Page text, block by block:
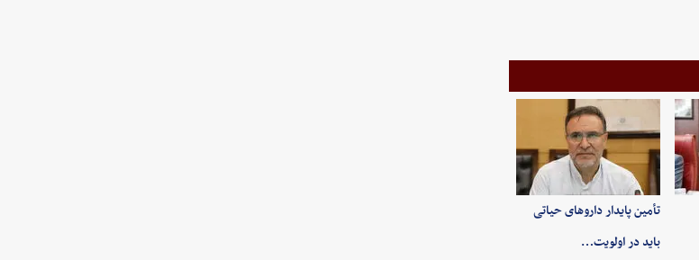
تأمین پایدار داروهای حیاتی
باید در اولویت…